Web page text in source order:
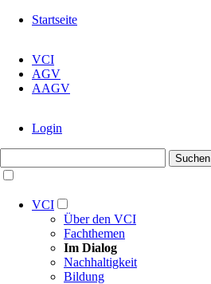
überspringen
Startseite
überspringen
VCI
AGV
AAGV
überspringen
Login
Suchen
Navigation
VCI
Über den VCI
Fachthemen
Im Dialog
Nachhaltigkeit
Bildung